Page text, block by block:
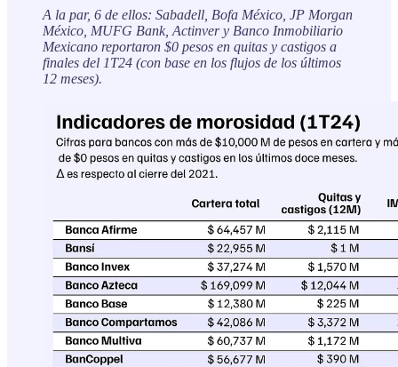
A la par, 6 de ellos: Sabadell, Bofa México, JP Morgan
México, MUFG Bank, Actinver y Banco Inmobiliario
Mexicano reportaron $0 pesos en quitas y castigos a
finales del 1T24 (con base en los flujos de los últimos
12 meses).